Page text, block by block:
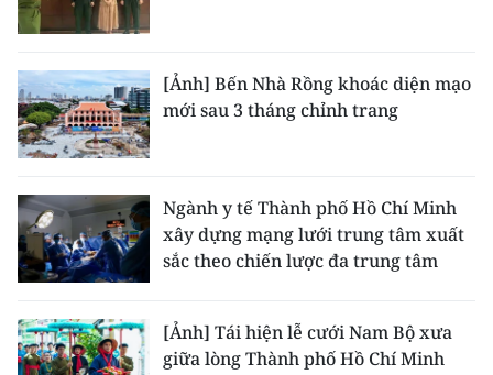
[Ảnh] Bến Nhà Rồng khoác diện mạo
mới sau 3 tháng chỉnh trang
Ngành y tế Thành phố Hồ Chí Minh
xây dựng mạng lưới trung tâm xuất
sắc theo chiến lược đa trung tâm
[Ảnh] Tái hiện lễ cưới Nam Bộ xưa
giữa lòng Thành phố Hồ Chí Minh